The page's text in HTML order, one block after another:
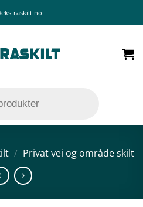
/ Privat vei og område skilt